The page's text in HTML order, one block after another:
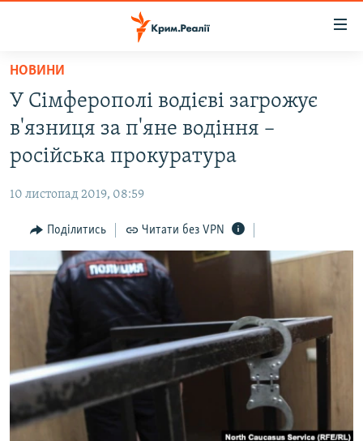
Перейти
основного
матеріалу
Перейти
до
основної
Перейти
до
пошуку
НОВИНИ
ВОДА.КРИМ
ВІДЕО ТА ФОТО
БЛОГИ
ПОГЛЯД
ІНТЕРВ'Ю
ВСЕ ЗА ДЕНЬ
СПЕЦПРОЕКТИ
ДЕПОРТАЦІЯ
ВІДЕОУРОКИ «ELIFBE»
СВІДЧЕННЯ ОКУПАЦІЇ
УКРАЇНСЬКА ПРОБЛЕМА КРИМУ
ЯК ОБІЙТИ БЛОКУВАННЯ
Русский
Qırımtatar
НОВИНИ
У Сімферополі водієві загрожує
в'язниця за п'яне водіння –
російська прокуратура
10 листопад 2019, 08:59
Поділитись Читати без VPN